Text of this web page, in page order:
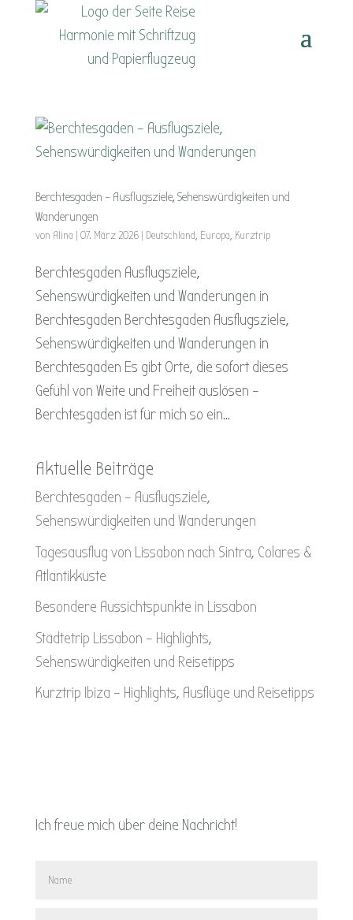
Berchtesgaden – Ausflugsziele, Sehenswürdigkeiten und
Wanderungen
von Alina | 07. März 2026| Deutschland, Europa, Kurztrip
Berchtesgaden Ausflugsziele,
Sehenswürdigkeiten und Wanderungen in
Berchtesgaden Berchtesgaden Ausflugsziele,
Sehenswürdigkeiten und Wanderungen in
Berchtesgaden Es gibt Orte, die sofort dieses
Gefühl von Weite und Freiheit auslösen –
Berchtesgaden ist für mich so ein...
Aktuelle Beiträge
Berchtesgaden – Ausflugsziele,
Sehenswürdigkeiten und Wanderungen
Tagesausflug von Lissabon nach Sintra, Colares &
Atlantikküste
Besondere Aussichtspunkte in Lissabon
Städtetrip Lissabon – Highlights,
Sehenswürdigkeiten und Reisetipps
Kurztrip Ibiza – Highlights, Ausflüge und Reisetipps
Ich freue mich über deine Nachricht!